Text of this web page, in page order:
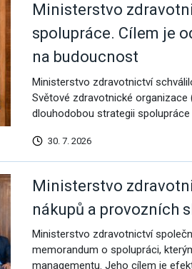
Ministerstvo
spolupráce. Cílem je
na budoucnost
Ministerstvo zdravotnictví
Světové zdravotnické organizace
dlouhodobou strategii
30. 7. 2026
Ministerstvo
nákupů a provozních
Ministerstvo zdravotnictví
memorandum o spolupráci,
managementu. Jeho cílem je